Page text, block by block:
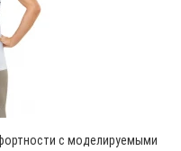
с моделируемыми